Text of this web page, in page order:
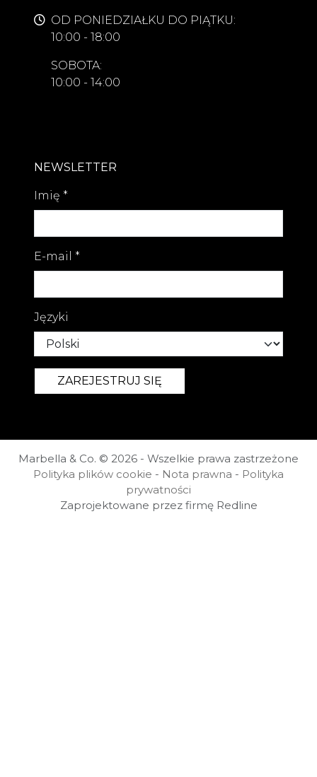
OD PONIEDZIAŁKU DO PIĄTKU:
10:00 - 18:00
SOBOTA:
10:00 - 14:00
NEWSLETTER
Imię *
E-mail *
Języki
Marbella & Co. © 2026 - Wszelkie prawa zastrzeżone
Polityka plików cookie - Nota prawna - Polityka
prywatności
Zaprojektowane przez firmę Redline